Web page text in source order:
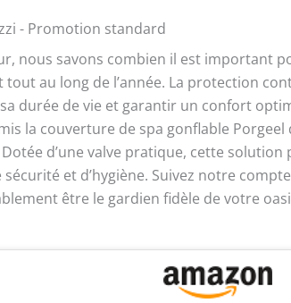
nous savons combien il est important
tout au long de l’année. La protection
durée de vie et garantir un confort
la couverture de spa gonflable
d’une valve pratique, cette
sécurité et d’hygiène. Suivez notre
être le gardien fidèle de votre